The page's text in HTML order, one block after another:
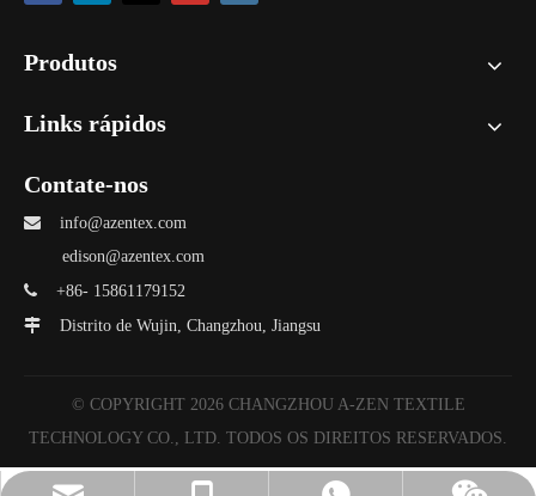
Produtos
Links rápidos
Contate-nos

info@azentex.com
edison@azentex.com
 +86- 15861179152
 Distrito de Wujin, Changzhou, Jiangsu
© COPYRIGHT 2026CHANGZHOU A-ZEN TEXTILE
TECHNOLOGY CO., LTD. TODOS OS DIREITOS RESERVADOS.